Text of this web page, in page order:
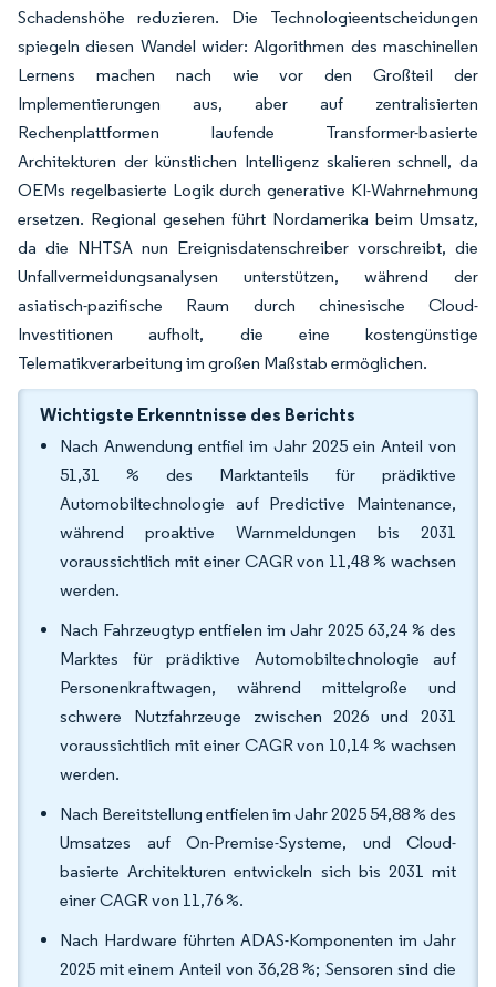
Schadenshöhe reduzieren. Die Technologieentscheidungen
spiegeln diesen Wandel wider: Algorithmen des maschinellen
Lernens machen nach wie vor den Großteil der
Implementierungen aus, aber auf zentralisierten
Rechenplattformen laufende Transformer-basierte
Architekturen der künstlichen Intelligenz skalieren schnell, da
OEMs regelbasierte Logik durch generative KI-Wahrnehmung
ersetzen. Regional gesehen führt Nordamerika beim Umsatz,
da die NHTSA nun Ereignisdatenschreiber vorschreibt, die
Unfallvermeidungsanalysen unterstützen, während der
asiatisch-pazifische Raum durch chinesische Cloud-
Investitionen aufholt, die eine kostengünstige
Telematikverarbeitung im großen Maßstab ermöglichen.
Wichtigste Erkenntnisse des Berichts
Nach Anwendung entfiel im Jahr 2025 ein Anteil von
51,31 % des Marktanteils für prädiktive
Automobiltechnologie auf Predictive Maintenance,
während proaktive Warnmeldungen bis 2031
voraussichtlich mit einer CAGR von 11,48 % wachsen
werden.
Nach Fahrzeugtyp entfielen im Jahr 2025 63,24 % des
Marktes für prädiktive Automobiltechnologie auf
Personenkraftwagen, während mittelgroße und
schwere Nutzfahrzeuge zwischen 2026 und 2031
voraussichtlich mit einer CAGR von 10,14 % wachsen
werden.
Nach Bereitstellung entfielen im Jahr 2025 54,88 % des
Umsatzes auf On-Premise-Systeme, und Cloud-
basierte Architekturen entwickeln sich bis 2031 mit
einer CAGR von 11,76 %.
Nach Hardware führten ADAS-Komponenten im Jahr
2025 mit einem Anteil von 36,28 %; Sensoren sind die